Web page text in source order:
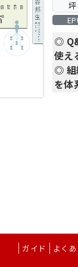
具体
の知
ます
『図
募集
体
具体
す。
採用
人事
にな
自
採
ます
【目
【
もと
疲弊
◎
使え
◎ 組
を体
ズ
人
通し
を把
ガイド よく